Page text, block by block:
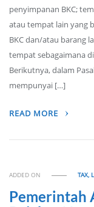
penyimpanan BKC;
atau tempat lain yang
BKC dan/atau barang
tempat sebagaimana
Berikutnya, dalam
mempunyai […]
READ MORE
ADDED ON TAX,
Pemerintah